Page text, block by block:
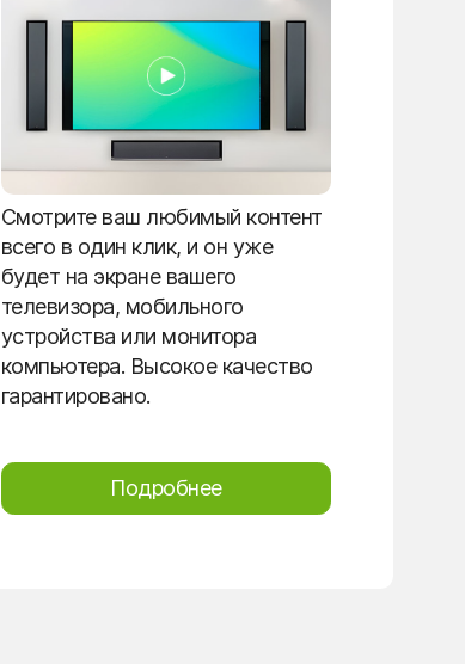
Смотрите ваш любимый контент
всего в один клик, и он уже
будет на экране вашего
телевизора, мобильного
устройства или монитора
компьютера. Высокое качество
гарантировано.
Подробнее